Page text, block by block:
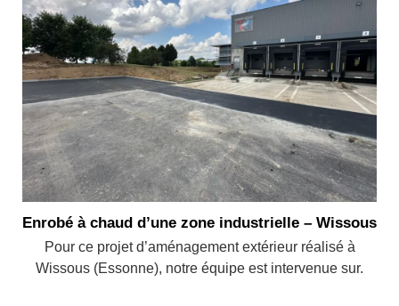
Enrobé à chaud d’une zone industrielle – Wissous
Pour ce projet d’aménagement extérieur réalisé à
Wissous (Essonne), notre équipe est intervenue sur.